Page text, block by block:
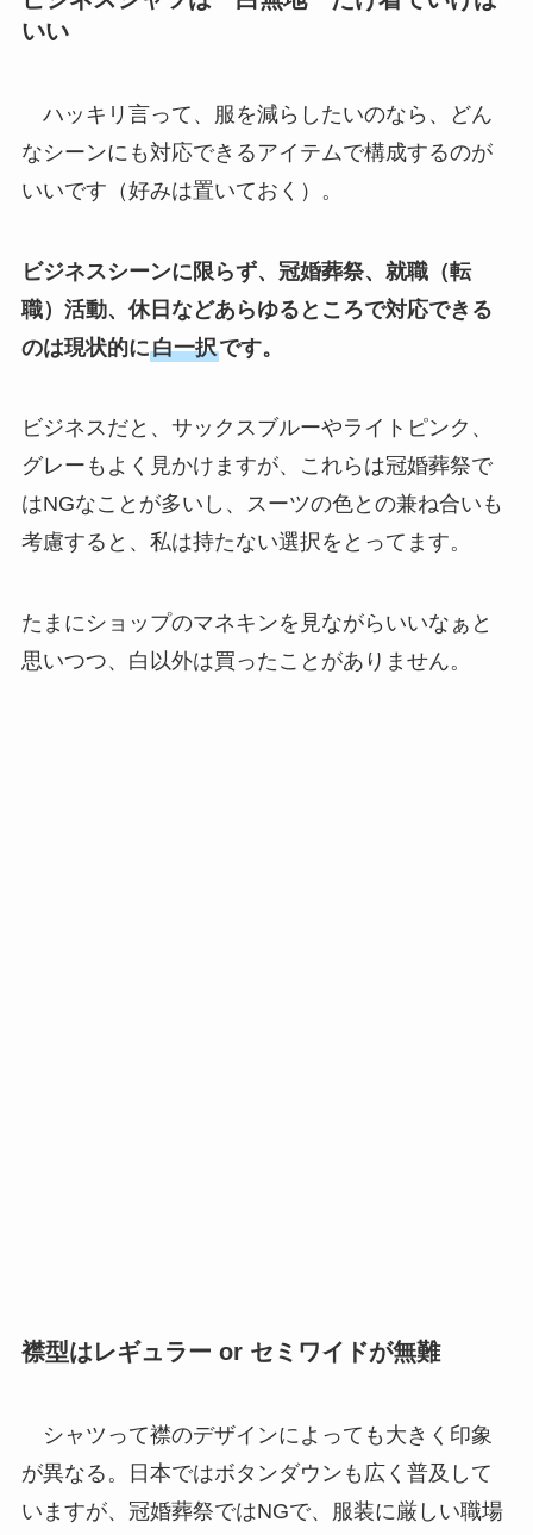
いい
ハッキリ言って、服を減らしたいのなら、どん
なシーンにも対応できるアイテムで構成するのが
いいです（好みは置いておく）。
ビジネスシーンに限らず、冠婚葬祭、就職（転
職）活動、休日などあらゆるところで対応できる
のは現状的に白一択です。
ビジネスだと、サックスブルーやライトピンク、
グレーもよく見かけますが、これらは冠婚葬祭で
はNGなことが多いし、スーツの色との兼ね合いも
考慮すると、私は持たない選択をとってます。
たまにショップのマネキンを見ながらいいなぁと
思いつつ、白以外は買ったことがありません。
襟型はレギュラー or セミワイドが無難
シャツって襟のデザインによっても大きく印象
が異なる。日本ではボタンダウンも広く普及して
いますが、冠婚葬祭ではNGで、服装に厳しい職場